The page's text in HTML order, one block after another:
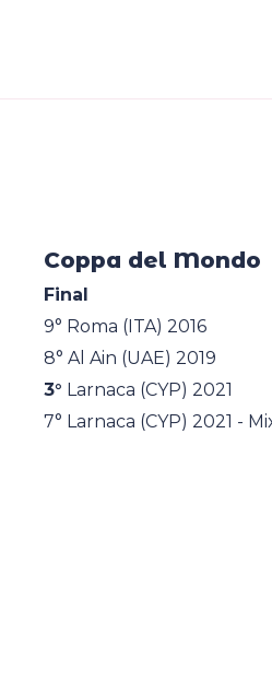
Coppa del Mondo
Final
9° Roma (ITA) 2016
8° Al Ain (UAE) 2019
3° Larnaca (CYP) 2021
7° Larnaca (CYP) 2021 -